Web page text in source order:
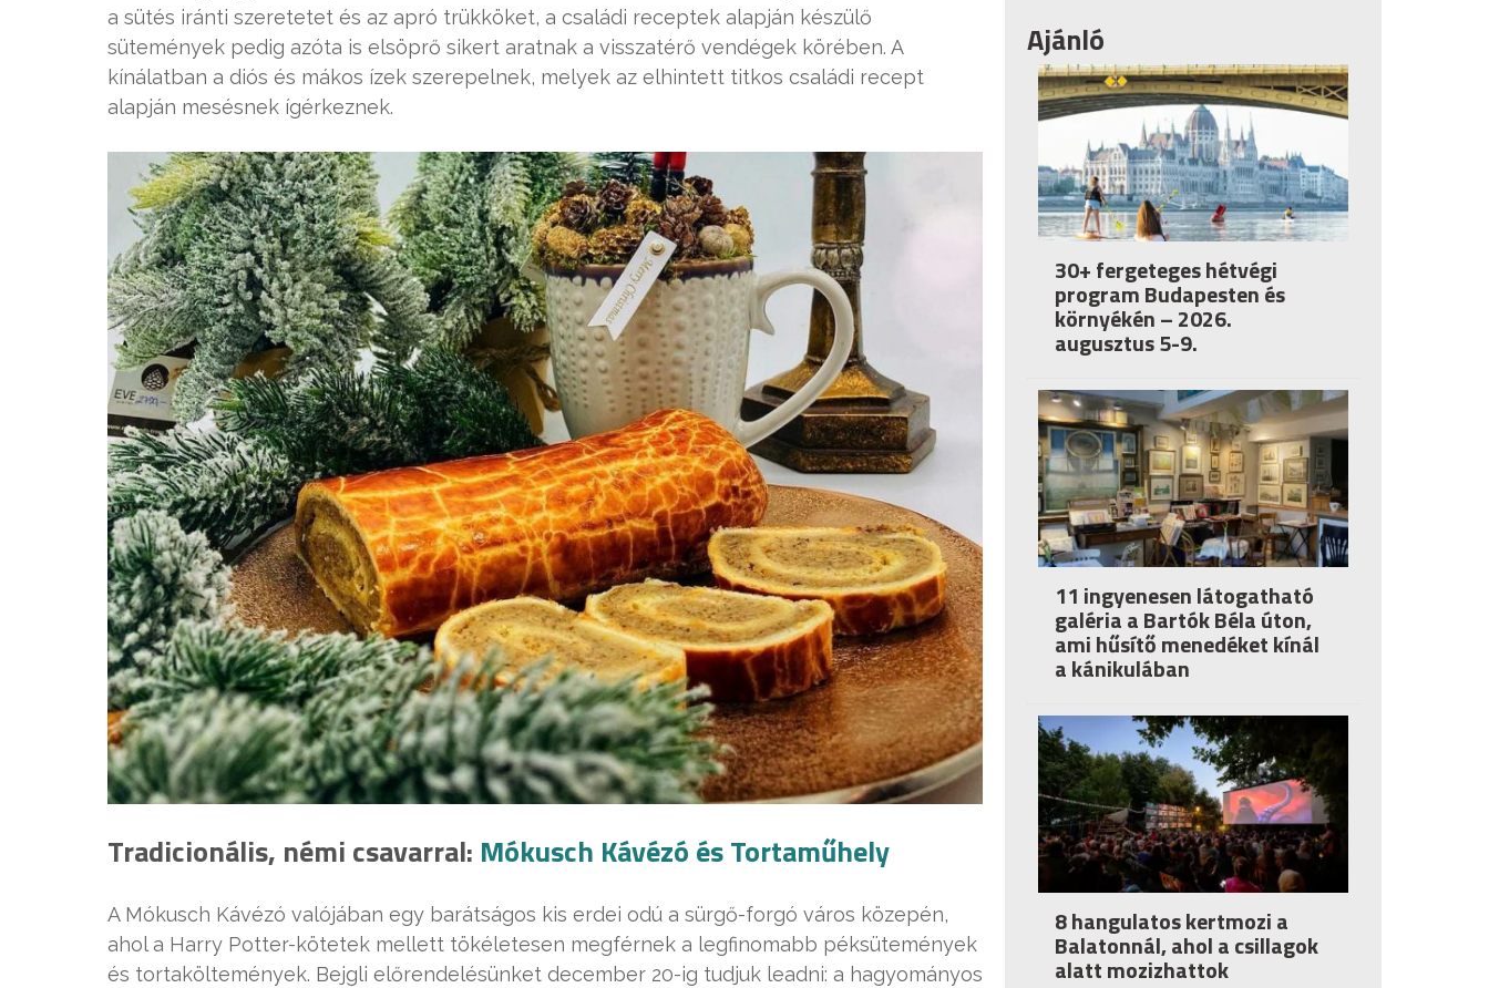
a sütés iránti szeretetet és az apró trükköket, a családi receptek alapján készülő
sütemények pedig azóta is elsöprő sikert aratnak a visszatérő vendégek körében. A
kínálatban a diós és mákos ízek szerepelnek, melyek az elhintett titkos családi recept
alapján mesésnek ígérkeznek.
Tradicionális, némi csavarral: Mókusch Kávézó és Tortaműhely
A Mókusch Kávézó valójában egy barátságos kis erdei odú a sürgő-forgó város közepén,
ahol a Harry Potter-kötetek mellett tökéletesen megférnek a legfinomabb péksütemények
és tortaköltemények. Bejgli előrendelésünket december 20-ig tudjuk leadni: a hagyományos
Ajánló
30+ fergeteges hétvégi
program Budapesten és
környékén – 2026.
augusztus 5-9.
11 ingyenesen látogatható
galéria a Bartók Béla úton,
ami hűsítő menedéket kínál
a kánikulában
8 hangulatos kertmozi a
Balatonnál, ahol a csillagok
alatt mozizhattok